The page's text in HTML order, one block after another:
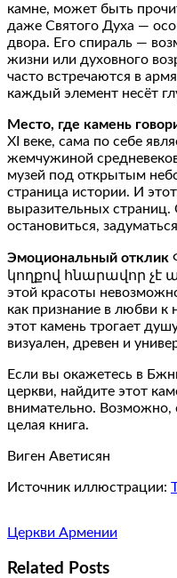
камне, может быть
даже Святого Духа —
двора. Его спираль —
жизни или духовного
часто встречаются в
каждый элемент несёт
Место, где камень
XI веке, сама по себе
жемчужиной
музей под открытым
страница истории. И
выразительных
остановиться,
Эмоциональный отклик
կողքով հնարավոր չէ
этой красоты
как признание в любви к
этот камень трогает
визуален, древен и
Если вы окажетесь в
церкви, найдите этот
внимательно. Возможно,
целая книга.
Виген Аветисян
Источник иллюстрации:
Церкви Армении
Related Posts